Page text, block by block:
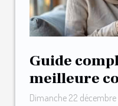
Guide
meilleure
santé après
Dimanche 22 décembre